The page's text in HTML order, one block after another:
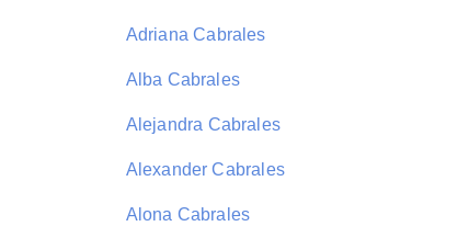
Adriana Cabrales
Alba Cabrales
Alejandra Cabrales
Alexander Cabrales
Alona Cabrales